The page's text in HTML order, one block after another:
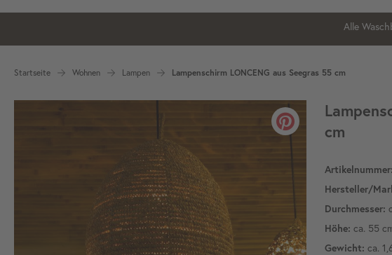
Alle
Startseite Wohnen Lampen Lampenschirm LONCENG aus Seegras 55 cm
cm
Artikelnummer:
Hersteller/
Durchmesser:
Höhe: ca. 55
Gewicht: ca.